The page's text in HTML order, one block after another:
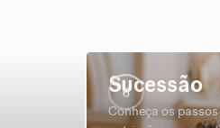
Sucessão
Conheça os passos